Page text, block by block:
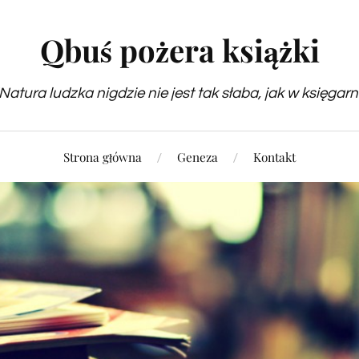
Qbuś pożera książki
ludzka nigdzie nie jest tak słaba, jak w
Strona główna Geneza Kontakt